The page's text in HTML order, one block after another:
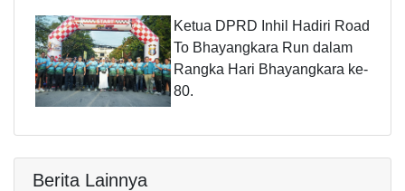
Ketua DPRD Inhil Hadiri Road
To Bhayangkara Run dalam
Rangka Hari Bhayangkara ke-
80.
Berita Lainnya